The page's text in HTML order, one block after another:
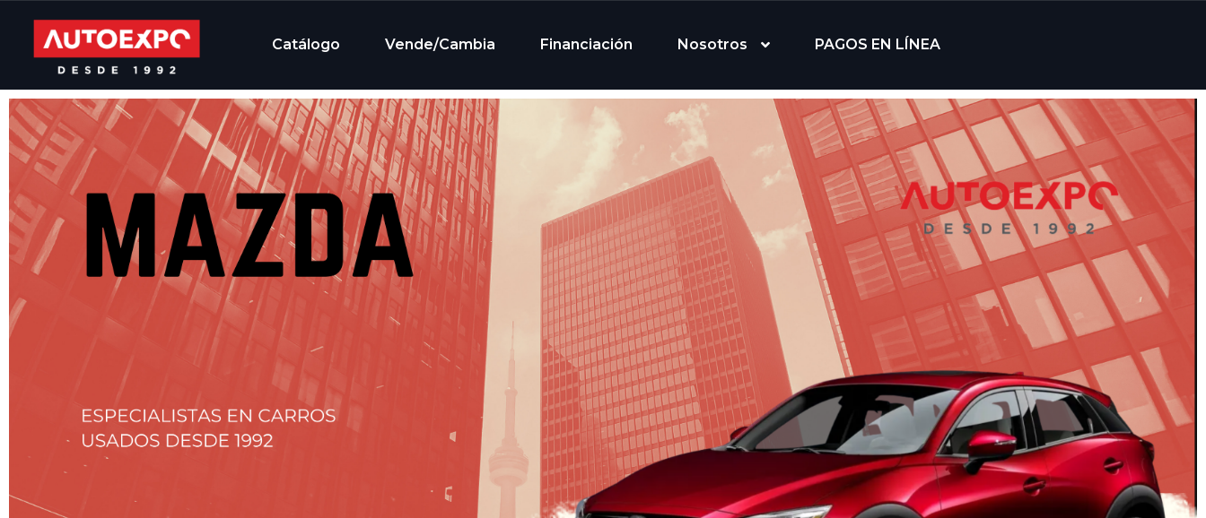
Catálogo Vende/Cambia Financiación Nosotros PAGOS EN LÍNEA